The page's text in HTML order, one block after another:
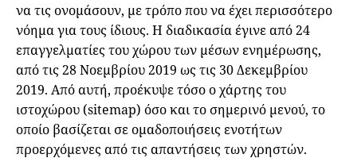
να τις ονομάσουν, με τρόπο που να έχει περισσότερο
νόημα για τους ίδιους. Η διαδικασία έγινε από 24
επαγγελματίες του χώρου των μέσων ενημέρωσης,
από τις 28 Νοεμβρίου 2019 ως τις 30 Δεκεμβρίου
2019. Από αυτή, προέκυψε τόσο ο χάρτης του
ιστοχώρου (sitemap) όσο και το σημερινό μενού, το
οποίο βασίζεται σε ομαδοποιήσεις ενοτήτων
προερχόμενες από τις απαντήσεις των χρηστών.